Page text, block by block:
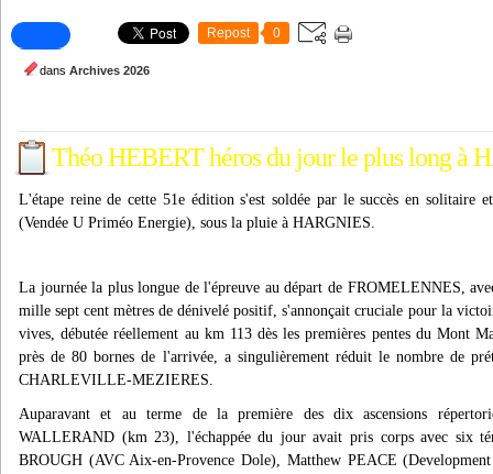
Repost 0
dans Archives 2026
Théo HEBERT héros du jour le plus long à
L'étape reine de cette 51e édition s'est soldée par le succès en solitaire
(Vendée U Priméo Energie), sous la pluie à HARGNIES.
La journée la plus longue de l'épreuve au départ de FROMELENNES,
mille sept cent mètres de dénivelé positif, s'annonçait cruciale pour la
vives, débutée réellement au km 113 dès les premières pentes du Mont
près de 80 bornes de l'arrivée, a singulièrement réduit le nombre de
CHARLEVILLE-MEZIERES.
Auparavant et au terme de la première des dix ascensions
WALLERAND (km 23), l'échappée du jour avait pris corps avec six
BROUGH (AVC Aix-en-Provence Dole), Matthew PEACE